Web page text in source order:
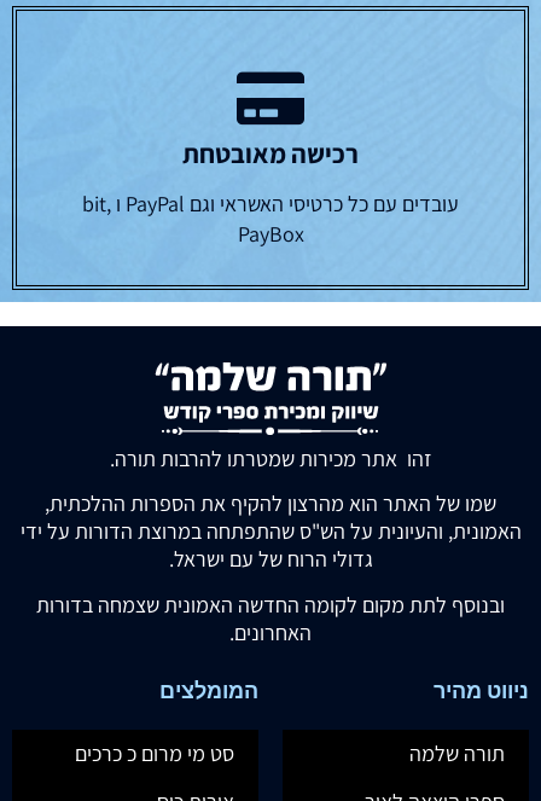
רכישה מאובטחת
עובדים עם כל כרטיסי האשראי וגם PayPal ו bit,
PayBox
זהו אתר מכירות שמטרתו להרבות תורה.
שמו של האתר הוא מהרצון להקיף את הספרות ההלכתית,
האמונית, והעיונית על הש"ס שהתפתחה במרוצת הדורות על ידי
גדולי הרוח של עם ישראל.
ובנוסף לתת מקום לקומה החדשה האמונית שצמחה בדורות
האחרונים.
ניווט מהיר
תורה שלמה
המומלצים
סט מי מרום כ כרכים